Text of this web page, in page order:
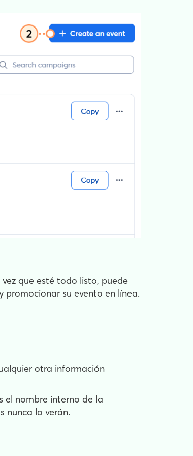
que esté todo listo, puede
promocionar su evento en línea.
otra información
el nombre interno de la
nunca lo verán.